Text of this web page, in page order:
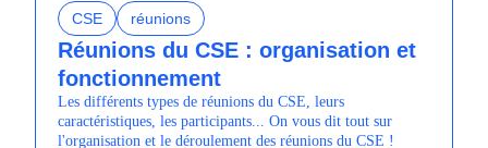
CSE réunions
Réunions du CSE : organisation et
fonctionnement
Les différents types de réunions du CSE, leurs
caractéristiques, les participants... On vous dit tout sur
l'organisation et le déroulement des réunions du CSE !